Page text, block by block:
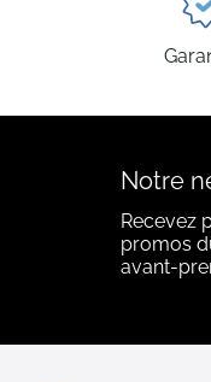
Notre
Recevez
promos
avant-